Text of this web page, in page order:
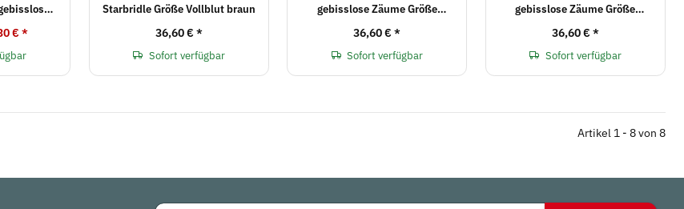
€*
Starbridle Größe Vollblut braun
36,60 € *
Sofort verfügbar
gebisslose Zäume Größe
Vollblut London
36,60 €*
Sofort verfügbar
gebisslose Zäume Größe
Vollblut schwarz
36,60 € *
Sofort verfügbar
Artikel 1 - 8 von 8